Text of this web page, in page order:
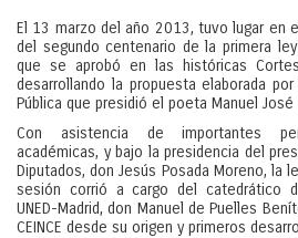
El 13 marzo del año 2013, tuvo lugar en
del segundo centenario de la primera
que se aprobó en las históricas
desarrollando la propuesta elaborada
Pública que presidió el poeta Manuel José
Con asistencia de importantes
académicas, y bajo la presidencia del
Diputados, don Jesús Posada Moreno, la
sesión corrió a cargo del catedrático
UNED-Madrid, don Manuel de Puelles
CEINCE desde su origen y primeros